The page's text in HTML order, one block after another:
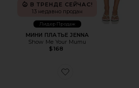
В ТРЕНДЕ СЕЙЧАС!
13 недавно продан
Лидер Продаж
МИНИ ПЛАТЬЕ JENNA
Show Me Your Mumu
$168
Favorite БРАСЛЕТ LUX CUFF